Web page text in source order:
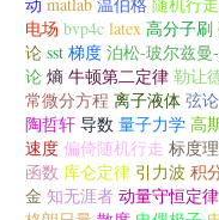
动 matlab 温伯格 随机行走
电场 bvp4c latex 高分子刷
论 sst 梯度 泊松-玻尔兹曼
论 熵 牛顿第二定律 勒让
常微分方程 离子液体 弦论
陶哲轩 导数 量子力学 高
速度 偏倚随机行走 标度
函数 库仑定律 引力波 积
金 知无涯者 动量守恒定律